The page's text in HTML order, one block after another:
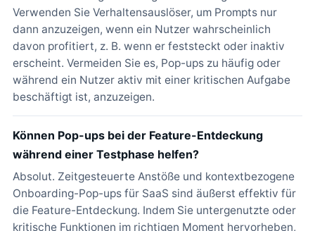
Verwenden Sie Verhaltensauslöser, um Prompts nur
dann anzuzeigen, wenn ein Nutzer wahrscheinlich
davon profitiert, z. B. wenn er feststeckt oder inaktiv
erscheint. Vermeiden Sie es, Pop-ups zu häufig oder
während ein Nutzer aktiv mit einer kritischen Aufgabe
beschäftigt ist, anzuzeigen.
Können Pop-ups bei der Feature-Entdeckung
während einer Testphase helfen?
Absolut. Zeitgesteuerte Anstöße und kontextbezogene
Onboarding-Pop-ups für SaaS sind äußerst effektiv für
die Feature-Entdeckung. Indem Sie untergenutzte oder
kritische Funktionen im richtigen Moment hervorheben,